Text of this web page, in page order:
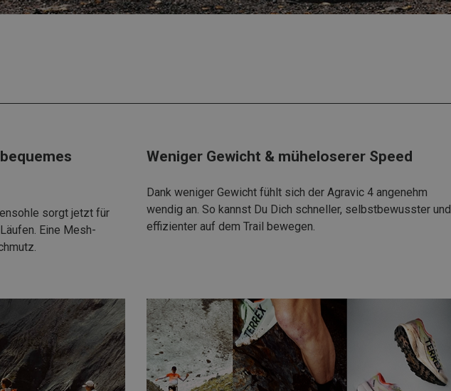
sorgt jetzt für
Eine Mesh-
Weniger Gewicht & müheloserer Speed
Dank weniger Gewicht fühlt sich der Agravic 4 angenehm
wendig an. So kannst Du Dich schneller, selbstbewusster und
effizienter auf dem Trail bewegen.